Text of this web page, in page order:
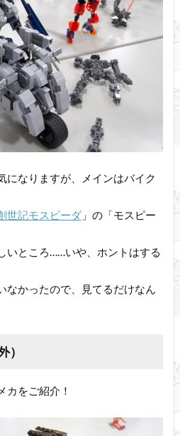
になりますが、メインはバイク
世記モスピーダ」の「モスピー
いところ……いや、ホントはする
なかったので、見てるだけなん
）
カをご紹介！